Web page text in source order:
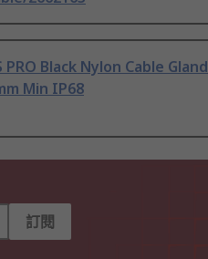
PRO Black Nylon Cable Gland
Min IP68
訂閱